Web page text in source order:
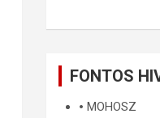
FONTOS
🞄MOHOSZ